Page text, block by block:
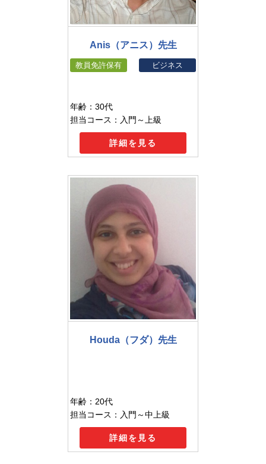
Anis（アニス）先生
教員免許保有 ビジネス
年齢：30代
担当コース：入門～上級
詳細を見る
Houda（フダ）先生
年齢：20代
担当コース：入門～中上級
詳細を見る